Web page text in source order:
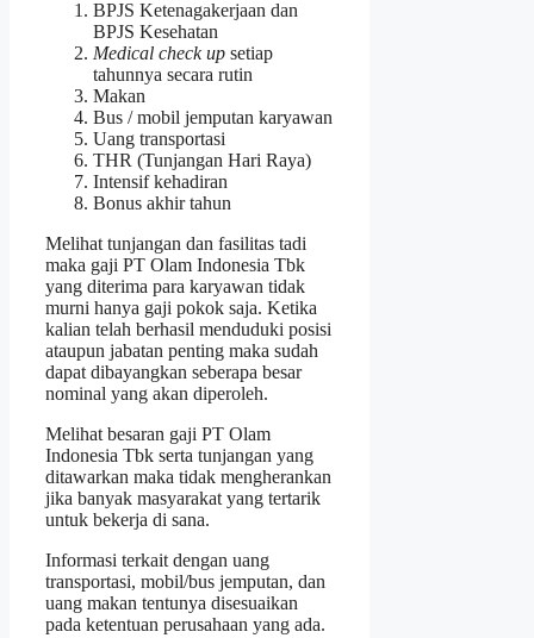
BPJS Ketenagakerjaan dan
BPJS Kesehatan
Medical check up setiap
tahunnya secara rutin
Makan
Bus / mobil jemputan karyawan
Uang transportasi
THR (Tunjangan Hari Raya)
Intensif kehadiran
Bonus akhir tahun
Melihat tunjangan dan fasilitas tadi
maka gaji PT Olam Indonesia Tbk
yang diterima para karyawan tidak
murni hanya gaji pokok saja. Ketika
kalian telah berhasil menduduki posisi
ataupun jabatan penting maka sudah
dapat dibayangkan seberapa besar
nominal yang akan diperoleh.
Melihat besaran gaji PT Olam
Indonesia Tbk serta tunjangan yang
ditawarkan maka tidak mengherankan
jika banyak masyarakat yang tertarik
untuk bekerja di sana.
Informasi terkait dengan uang
transportasi, mobil/bus jemputan, dan
uang makan tentunya disesuaikan
pada ketentuan perusahaan yang ada.